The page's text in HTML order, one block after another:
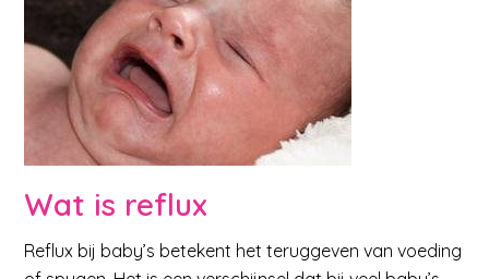
Wat is reflux
Reflux bij baby’s betekent het teruggeven van voeding